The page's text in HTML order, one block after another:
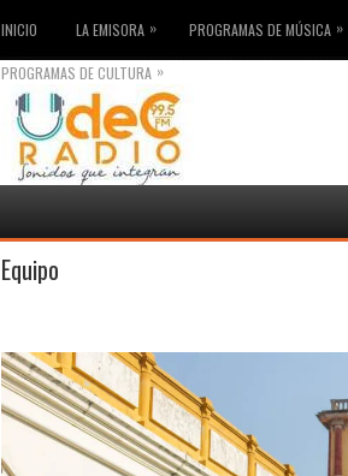
INICIO LA EMISORA » PROGRAMAS DE MÚSICA »
PROGRAMAS DE CULTURA »
Equipo